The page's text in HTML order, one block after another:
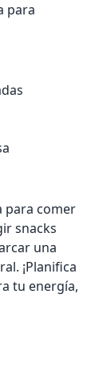
para
para comer
snacks
una
¡Planifica
tu energía,